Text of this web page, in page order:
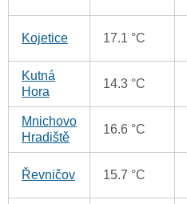
Kojetice 17.1 °C
Kutná
Hora
14.3 °C
Mnichovo
Hradiště
16.6 °C
Řevničov 15.7 °C